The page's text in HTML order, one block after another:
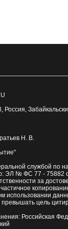
, Россия,
Н. В.
службой по
ЭЛ № ФС 77 - 75882
за
использовании
цель
Российская